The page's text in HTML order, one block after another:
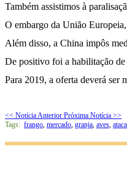
Também assistimos à
O embargo da União
Além disso, a China impôs
De positivo foi a habilitação de
Para 2019, a oferta deverá ser
<< Notícia Anterior Próxima Notícia >>
Tags: frango, mercado, granja, aves,